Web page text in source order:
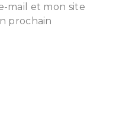
mail et mon site
prochain